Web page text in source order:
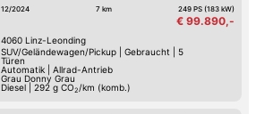
12/2024 7 km 249 PS (183 kW)
€ 99.890,-
4060 Linz-Leonding
SUV/Geländewagen/Pickup| Gebraucht
5
Türen
Automatik| Allrad-Antrieb
Grau Donny Grau
Diesel
292 g CO2 /km (komb.)